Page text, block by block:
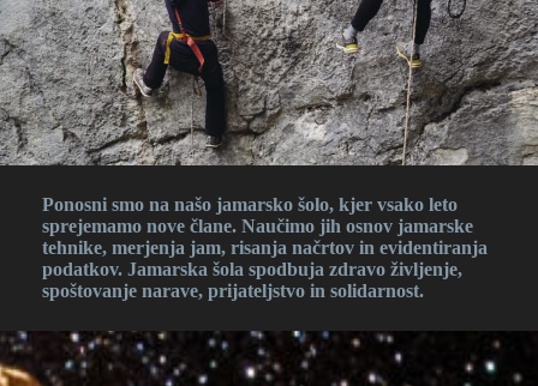
Ponosni smo na našo jamarsko šolo, kjer vsako leto
sprejemamo nove člane. Naučimo jih osnov jamarske
tehnike, merjenja jam, risanja načrtov in evidentiranja
podatkov. Jamarska šola spodbuja zdravo življenje,
spoštovanje narave, prijateljstvo in solidarnost​.